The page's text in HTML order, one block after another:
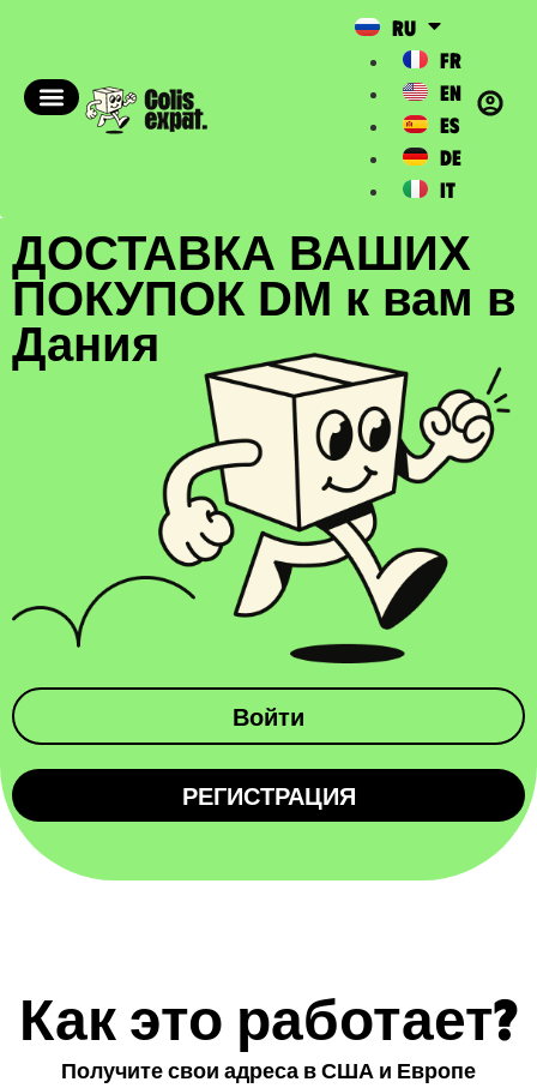
RU
FR
EN
ES
DE
IT
ДОСТАВКА ВАШИХ
ПОКУПОК DM к вам в
Дания
Войти
РЕГИСТРАЦИЯ
Как это работает?
Получите свои адреса в США и Европе